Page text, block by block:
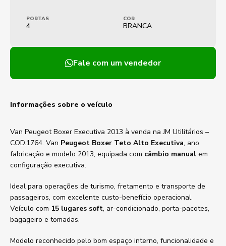
PORTAS
4
COR
BRANCA
Fale com um vendedor
Informações sobre o veículo
Van Peugeot Boxer Executiva 2013 à venda na JM Utilitários –
COD.1764. Van Peugeot Boxer Teto Alto Executiva, ano
fabricação e modelo 2013, equipada com câmbio manual em
configuração executiva.
Ideal para operações de turismo, fretamento e transporte de
passageiros, com excelente custo-benefício operacional.
Veículo com 15 lugares soft, ar-condicionado, porta-pacotes,
bagageiro e tomadas.
Modelo reconhecido pelo bom espaço interno, funcionalidade e